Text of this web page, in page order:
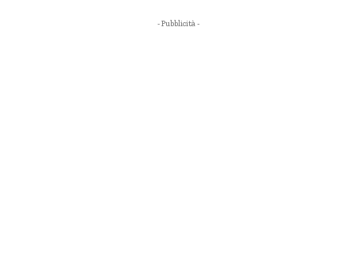
- Pubblicità -